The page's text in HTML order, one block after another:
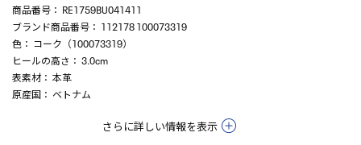
商品番号 ： RE1759BU041411
ブランド商品番号 ： 112178 100073319
色 ： コーク（100073319）
ヒールの高さ ： 3.0cm
表素材： 本革
原産国 ： ベトナム
さらに詳しい情報を表示